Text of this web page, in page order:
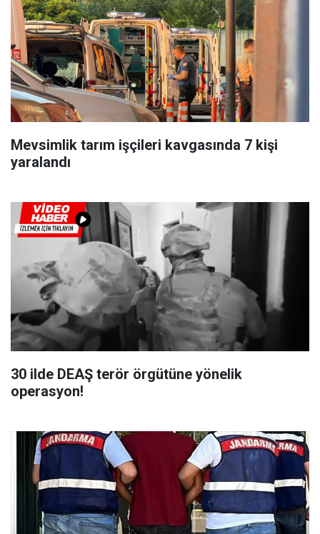
Mevsimlik tarım işçileri kavgasında 7 kişi
yaralandı
30 ilde DEAŞ terör örgütüne yönelik
operasyon!